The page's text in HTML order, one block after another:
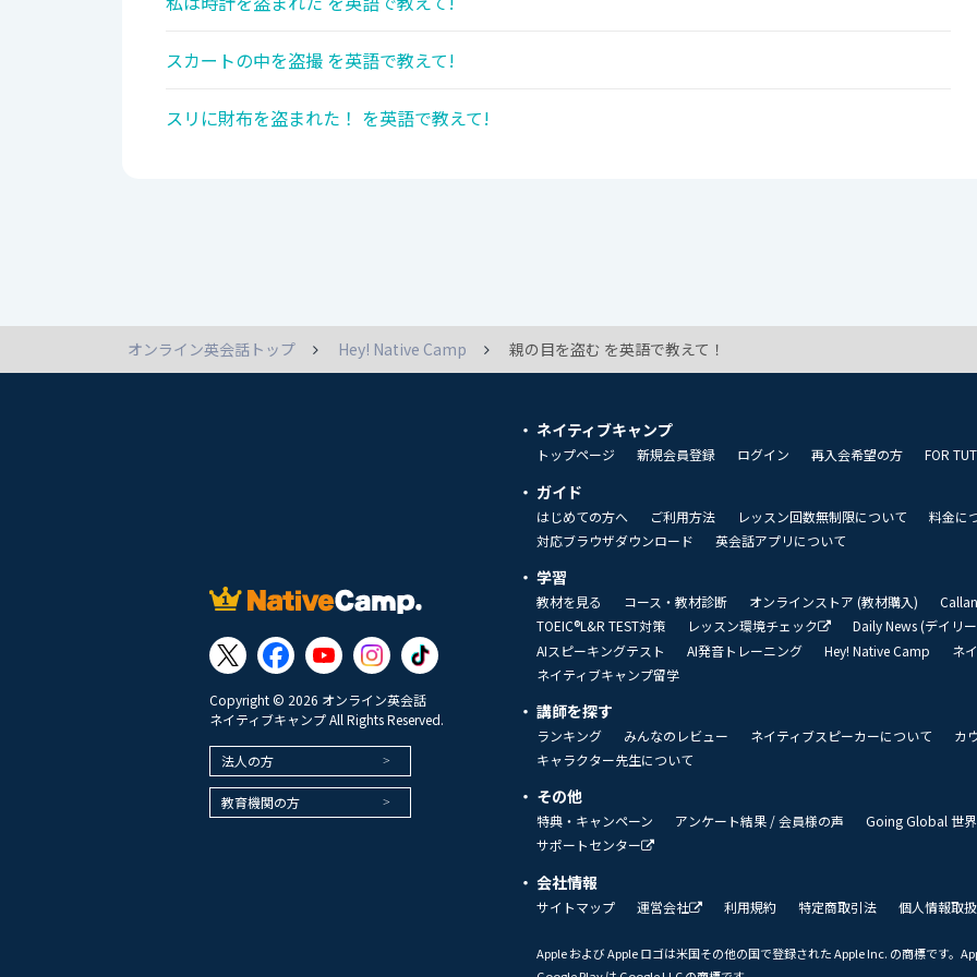
スカートの中を盗撮 を英語で教えて!
スリに財布を盗まれた！ を英語で教えて!
オンライン英会話トップ Hey! Native Camp 親の目を盗む を英語で教えて！
Copyright © 2026 オンライン英会話
ネイティブキャンプ All Rights Reserved.
法人の方
教育機関の方
ネイティブキャンプ
トップページ 新規会員登録 ログイン 再入会希望の方 FOR
ガイド
はじめての方へ ご利用方法 レッスン回数無制限について
料金に
対応ブラウザダウンロード
英会話アプリについて
学習
教材を見る コース・教材診断 オンラインストア (教材購入)
TOEIC®L&R TEST対策
レッスン環境チェック
Daily News (デイリ
AIスピーキングテスト
AI発音トレーニング Hey! Native Camp
ネ
ネイティブキャンプ留学
講師を探す
ランキング みんなのレビュー ネイティブスピーカーについて
カ
キャラクター先生について
その他
特典・キャンペーン アンケート結果 / 会員様の声
Going Global 世
サポートセンター
会社情報
サイトマップ 運営会社 利用規約 特定商取引法 個人情報取
Apple および Apple ロゴは米国その他の国で登録された Apple Inc. の商標です。